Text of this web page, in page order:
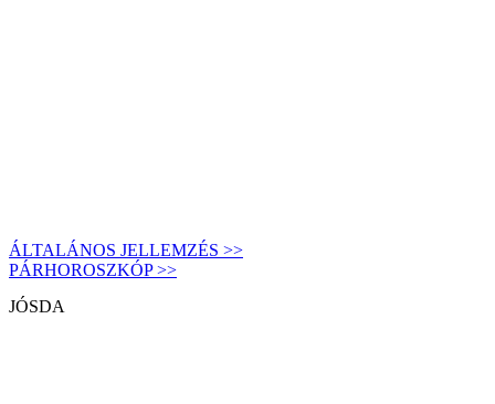
ÁLTALÁNOS JELLEMZÉS >>
PÁRHOROSZKÓP >>
JÓSDA